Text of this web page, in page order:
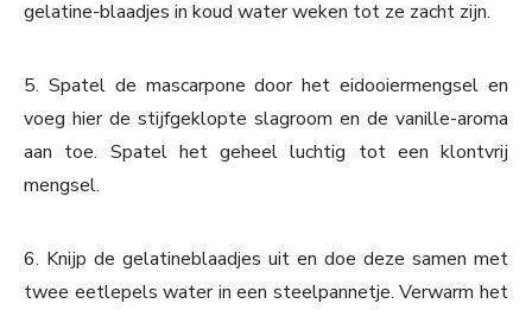
gelatine-blaadjes in koud water weken tot ze zacht zijn.
5. Spatel de mascarpone door het eidooiermengsel en
voeg hier de stijfgeklopte slagroom en de vanille-aroma
aan toe. Spatel het geheel luchtig tot een klontvrij
mengsel.
6. Knijp de gelatineblaadjes uit en doe deze samen met
twee eetlepels water in een steelpannetje. Verwarm het